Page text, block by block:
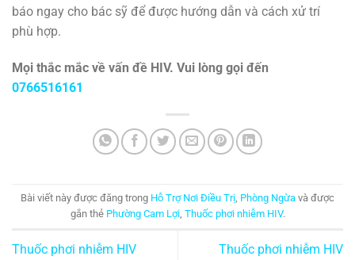
báo ngay cho bác sỹ để được hướng dẫn và cách xử trí
phù hợp.
Mọi thắc mắc về vấn đề HIV. Vui lòng gọi đến
0766516161
Bài viết này được đăng trong Hỗ Trợ Nơi Điều Trị Phòng Ngừa và được
gắn thẻ Phường Cam Lợi, Thuốc phơi nhiễm HIV.
Thuốc phơi nhiễm HIV
Thuốc phơi nhiễm HIV